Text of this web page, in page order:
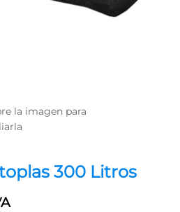
la imagen para
300 Litros